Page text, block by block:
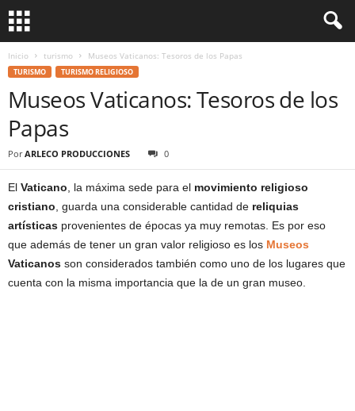
Inicio turismo Museos Vaticanos: Tesoros de los Papas
TURISMO TURISMO RELIGIOSO
Museos Vaticanos: Tesoros de los
Papas
Por ARLECO PRODUCCIONES 0
El Vaticano , la máxima sede para el movimiento religioso
cristiano , guarda una considerable cantidad de reliquias
artísticas provenientes de épocas ya muy remotas. Es por eso
que además de tener un gran valor religioso es los Museos
Vaticanos son considerados también como uno de los lugares que
cuenta con la misma importancia que la de un gran museo.